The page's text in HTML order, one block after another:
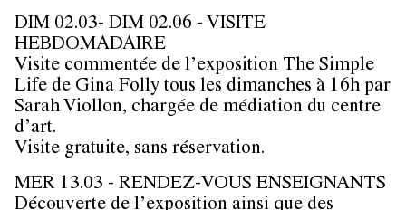
DIM 02.03- DIM 02.06 - VISITE
HEBDOMADAIRE
Visite commentée de l’exposition The Simple
Life de Gina Folly tous les dimanches à 16h par
Sarah Viollon, chargée de médiation du centre
d’art.
Visite gratuite, sans réservation.
MER 13.03 - RENDEZ-VOUS ENSEIGNANTS
Découverte de l’exposition ainsi que des